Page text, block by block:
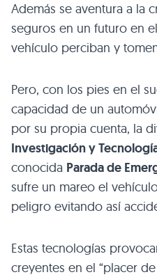
Además se aventura a la
seguros en un futuro en
vehículo perciban y
Pero, con los pies en el
capacidad de un
por su propia cuenta, la
Investigación y
conocida Parada de
sufre un mareo el
peligro evitando así
Estas tecnologías
creyentes en el “placer